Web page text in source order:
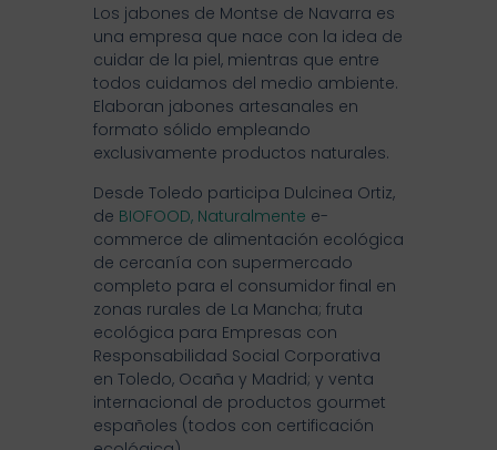
Los jabones de Montse de Navarra es
una empresa que nace con la idea de
cuidar de la piel, mientras que entre
todos cuidamos del medio ambiente.
Elaboran jabones artesanales en
formato sólido empleando
exclusivamente productos naturales.
Desde Toledo participa Dulcinea Ortiz,
de BIOFOOD, Naturalmente e-
commerce de alimentación ecológica
de cercanía con supermercado
completo para el consumidor final en
zonas rurales de La Mancha; fruta
ecológica para Empresas con
Responsabilidad Social Corporativa
en Toledo, Ocaña y Madrid; y venta
internacional de productos gourmet
españoles (todos con certificación